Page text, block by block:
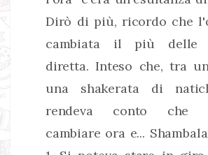
Dirò di più, ricordo che
cambiata il più delle
diretta. Inteso che, tra
una shakerata di
rendeva conto che
cambiare ora e...